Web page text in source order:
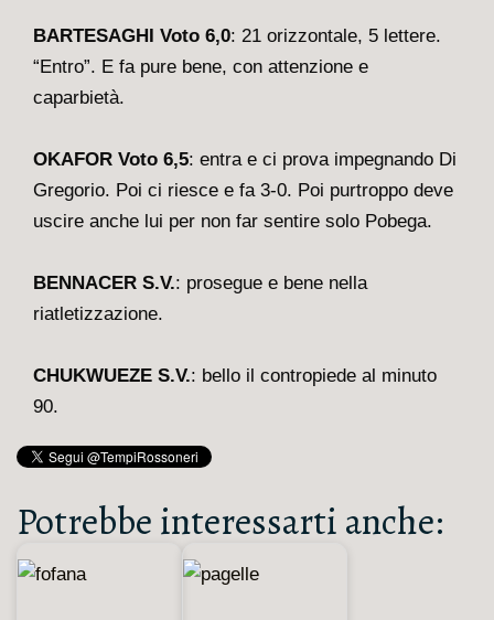
BARTESAGHI Voto 6,0: 21 orizzontale, 5 lettere.
“Entro”. E fa pure bene, con attenzione e
caparbietà.
OKAFOR Voto 6,5: entra e ci prova impegnando Di
Gregorio. Poi ci riesce e fa 3-0. Poi purtroppo deve
uscire anche lui per non far sentire solo Pobega.
BENNACER S.V.: prosegue e bene nella
riatletizzazione.
CHUKWUEZE S.V.: bello il contropiede al minuto
90.
Potrebbe interessarti anche: